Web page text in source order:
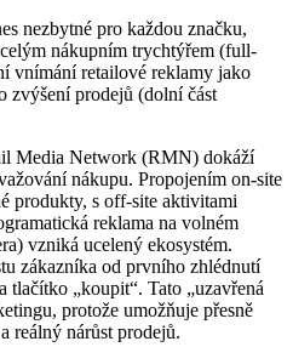
nezbytné pro každou značku,
nákupním trychtýřem (full-
vnímání retailové reklamy jako
zvýšení prodejů (dolní část
Media Network (RMN) dokáží
nákupu. Propojením on-site
produkty, s off-site aktivitami
reklama na volném
vzniká ucelený ekosystém.
zákazníka od prvního zhlédnutí
„koupit“. Tato „uzavřená
protože umožňuje přesně
reálný nárůst prodejů.